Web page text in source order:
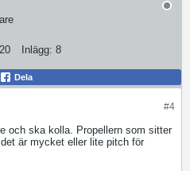
Inlägg: 8
Dela
#4
och ska kolla. Propellern som sitter
är mycket eller lite pitch för